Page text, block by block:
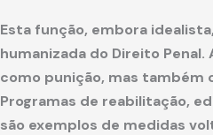
Esta função, embora
humanizada do Direito
como punição, mas também
Programas de reabilitação,
são exemplos de medidas